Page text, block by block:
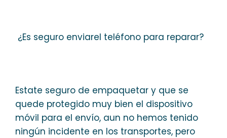
¿Es seguro enviarel teléfono para reparar?
Estate seguro de empaquetar y que se
quede protegido muy bien el dispositivo
móvil para el envío, aun no hemos tenido
ningún incidente en los transportes, pero